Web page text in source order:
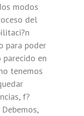
modos
del
para poder
en
tenemos
f?